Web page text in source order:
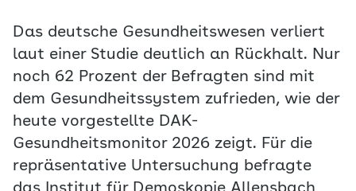
Das deutsche Gesundheitswesen verliert
laut einer Studie deutlich an Rückhalt. Nur
noch 62 Prozent der Befragten sind mit
dem Gesundheitssystem zufrieden, wie der
heute vorgestellte DAK-
Gesundheitsmonitor 2026 zeigt. Für die
repräsentative Untersuchung befragte